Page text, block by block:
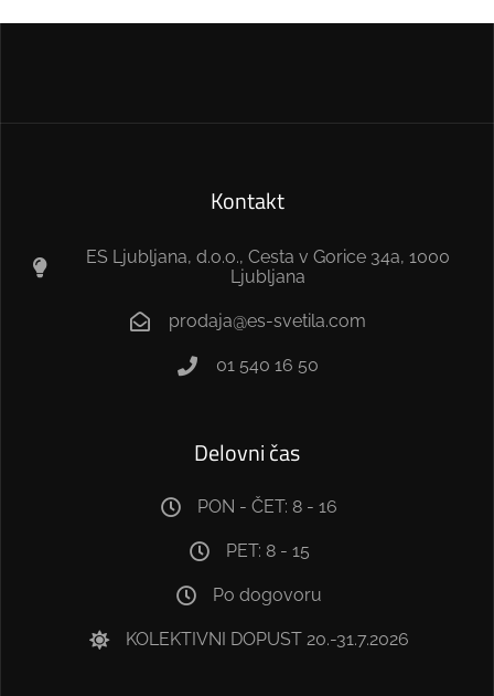
Kontakt
ES Ljubljana, d.o.o., Cesta v Gorice 34a, 1000
Ljubljana
prodaja@es-svetila.com
01 540 16 50
Delovni čas
PON - ČET: 8 - 16
PET: 8 - 15
Po dogovoru
KOLEKTIVNI DOPUST 20.-31.7.2026